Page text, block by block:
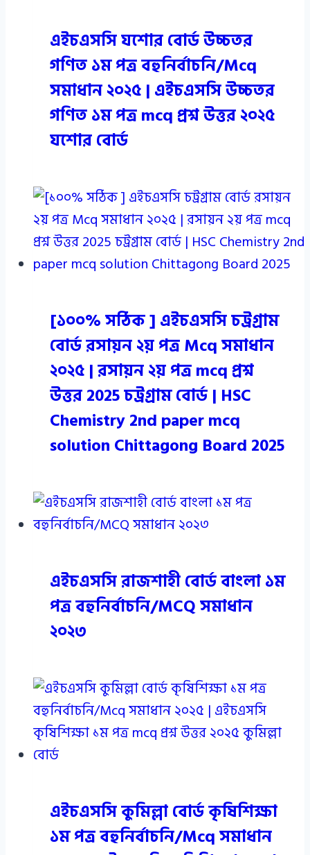
এইচএসসি যশোর বোর্ড উচ্চতর
গণিত ১ম পত্র বহুনির্বাচনি/Mcq
সমাধান ২০২৫ | এইচএসসি উচ্চতর
গণিত ১ম পত্র mcq প্রশ্ন উত্তর ২০২৫
যশোর বোর্ড
[১০০% সঠিক ] এইচএসসি চট্রগ্রাম
বোর্ড রসায়ন ২য় পত্র Mcq সমাধান
২০২৫ | রসায়ন ২য় পত্র mcq প্রশ্ন
উত্তর 2025 চট্রগ্রাম বোর্ড | HSC
Chemistry 2nd paper mcq
solution Chittagong Board 2025
এইচএসসি রাজশাহী বোর্ড বাংলা ১ম
পত্র বহুনির্বাচনি/MCQ সমাধান
২০২৩
এইচএসসি কুমিল্লা বোর্ড কৃষিশিক্ষা
১ম পত্র বহুনির্বাচনি/Mcq সমাধান